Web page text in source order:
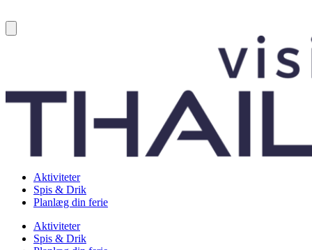
Aktiviteter
Spis & Drik
Planlæg din ferie
Aktiviteter
Spis & Drik